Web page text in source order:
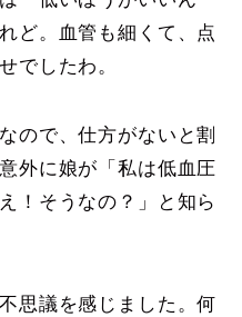
ど。血管も細くて、点
でしたわ。
ので、仕方がないと割
外に娘が「私は低血圧
！そうなの？」と知ら
思議を感じました。何